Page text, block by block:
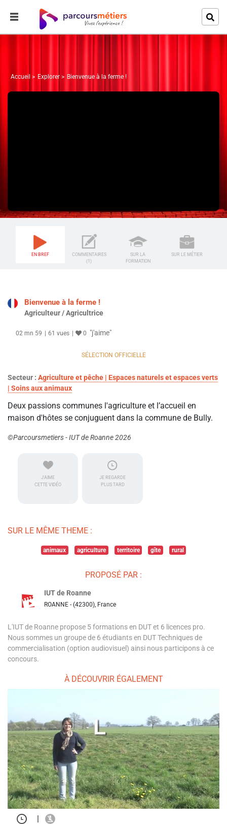
Accueil Explorer Bienvenue à la ferme !
EN BREF
COMMENTAIRES
(1)
SUR LA
FORMATION
SUR LE MÉTIER
Bienvenue à la ferme !
Agriculteur / Agricultrice
02 mn 59 61 vues 0 "j'aime"
SÉLECTION OFFICIELLE
Secteur : Agriculture et pêche | Espaces naturels et espaces verts
| Soins aux animaux
Deux passions communes l'agriculture et l’accueil en
maison d'hôtes se conjuguent dans la commune de Bully.
©Parcoursmetiers - IUT de Roanne 2026
J'AIME
CETTE VIDÉO
JE REGARDE
PLUS TARD
SUR LE MÊME THEME :
animaux agriculture territoire gîte rural
PROPOSÉ PAR :
IUT de Roanne
ROANNE - (42300), France
L'IUT de Roanne propose 5 formations en DUT et 6 licences pro.
Nous sommes un groupe de 6 étudiants en DUT Techniques de
commercialisation (option audiovisuel) ainsi nous participons à ce
concours.
À DÉCOUVRIR ÉGALEMENT
|